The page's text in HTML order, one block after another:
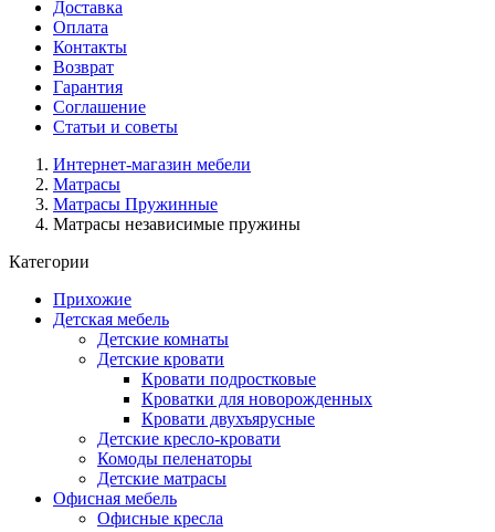
Доставка
Оплата
Контакты
Возврат
Гарантия
Соглашение
Статьи и советы
Интернет-магазин мебели
Матрасы
Матрасы Пружинные
Матрасы независимые пружины
Категории
Прихожие
Детская мебель
Детские комнаты
Детские кровати
Кровати подростковые
Кроватки для новорожденных
Кровати двухъярусные
Детские кресло-кровати
Комоды пеленаторы
Детские матрасы
Офисная мебель
Офисные кресла